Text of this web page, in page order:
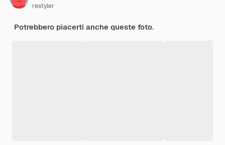
restyler
Potrebbero piacerti anche queste foto.